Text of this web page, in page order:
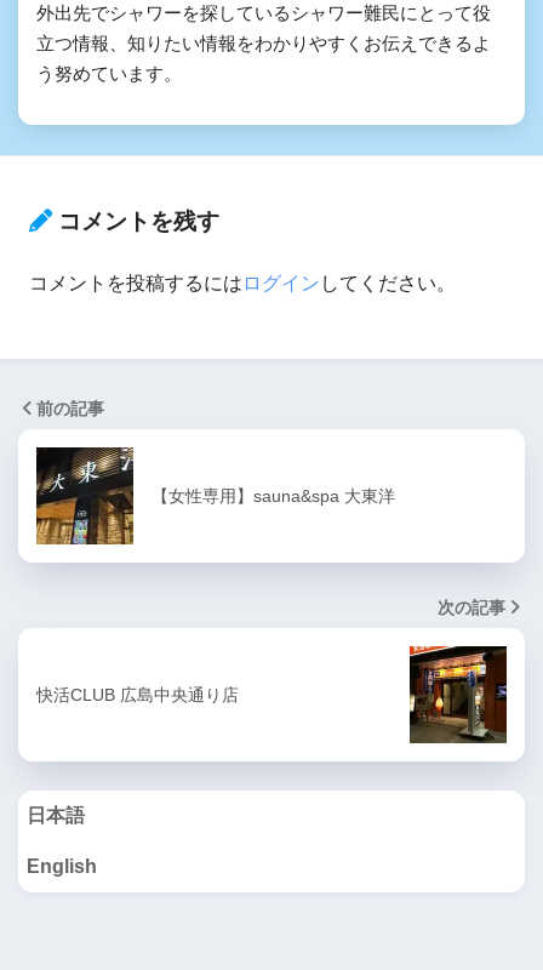
外出先でシャワーを探しているシャワー難民にとって役
立つ情報、知りたい情報をわかりやすくお伝えできるよ
う努めています。
コメントを残す
コメントを投稿するには ログイン してください。
前の記事
【女性専用】sauna&spa 大東洋
次の記事
快活CLUB 広島中央通り店
日本語
English